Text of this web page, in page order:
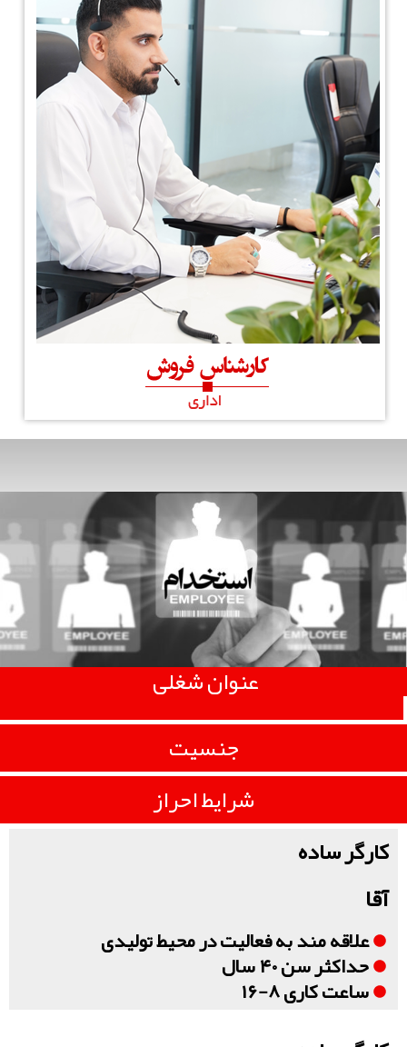
عنوان شغلی
جنسیت
شرایط احراز
کارگر ساده
آقا
علاقه مند به فعالیت در محیط تولیدی
حداکثر سن ۴۰ سال
ساعت کاری ۸-۱۶